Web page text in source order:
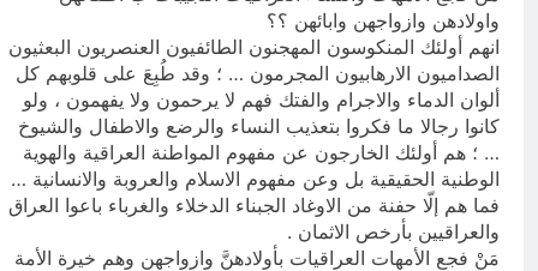
واولادهن وازواجهن وابائهن ؟؟
انهم أولئك المنكوسون المهجنون الطائفيون العنصريون البعثيون
الصداميون الارهابيون المجرمون … ؛ وقد طُبِعَ على قلوبهم كل
ألوان الدماء والاجرام والفتك فهم لا يرحمون ولا يفهمون ، ولو
كانوا رجالا ما فكروا بتعذيب النساء والرضع والاطفال والشيوخ
… ؛ هم أولئك الخارجون عن مفهوم المواطنة العراقية والهوية
الوطنية الحقيقية بل وعن مفهوم الاسلام والعروبة والانسانية …
فما هم إلّا حفنة من الاوغاد الجبناء الدخلاء والغرباء باعوا العراق
والعراقيين بأرخص الاثمان .
مَنْ فجع الأمهات العراقيات بأولادهنَّ وازواجهن وهم خيرة الأمة